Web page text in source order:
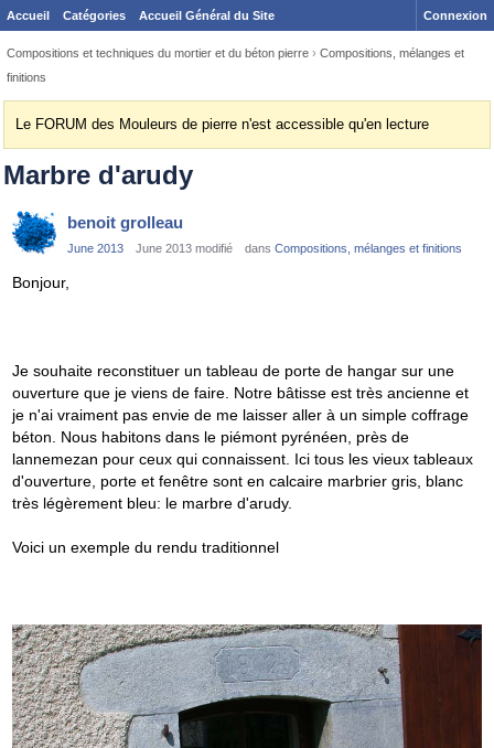
Accueil Catégories Accueil Général du Site Connexion
Compositions et techniques du mortier et du béton pierre › Compositions, mélanges et
finitions
Le FORUM des Mouleurs de pierre n'est accessible qu'en lecture
Marbre d'arudy
benoit grolleau
June 2013 June 2013 modifié dans Compositions, mélanges et finitions
Bonjour,
Je souhaite reconstituer un tableau de porte de hangar sur une
ouverture que je viens de faire. Notre bâtisse est très ancienne et
je n'ai vraiment pas envie de me laisser aller à un simple coffrage
béton. Nous habitons dans le piémont pyrénéen, près de
lannemezan pour ceux qui connaissent. Ici tous les vieux tableaux
d'ouverture, porte et fenêtre sont en calcaire marbrier gris, blanc
très légèrement bleu: le marbre d'arudy.
Voici un exemple du rendu traditionnel